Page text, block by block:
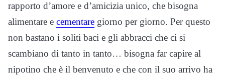
rapporto d’amore e d’amicizia unico, che bisogna
alimentare e cementare giorno per giorno. Per questo
non bastano i soliti baci e gli abbracci che ci si
scambiano di tanto in tanto… bisogna far capire al
nipotino che è il benvenuto e che con il suo arrivo ha